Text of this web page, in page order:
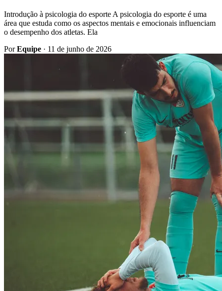
Introdução à psicologia do esporte A psicologia do esporte é uma
área que estuda como os aspectos mentais e emocionais influenciam
o desempenho dos atletas. Ela
PorEquipe · 11 de junho de 2026